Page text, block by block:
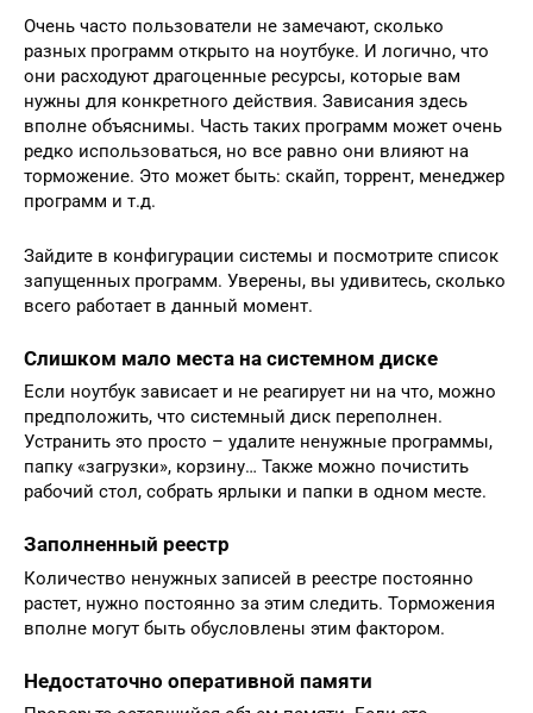
Очень часто пользователи не замечают, сколько
разных программ открыто на ноутбуке. И логично, что
они расходуют драгоценные ресурсы, которые вам
нужны для конкретного действия. Зависания здесь
вполне объяснимы. Часть таких программ может очень
редко использоваться, но все равно они влияют на
торможение. Это может быть: скайп, торрент, менеджер
программ и т.д.
Зайдите в конфигурации системы и посмотрите список
запущенных программ. Уверены, вы удивитесь, сколько
всего работает в данный момент.
Слишком мало места на системном диске
Если ноутбук зависает и не реагирует ни на что, можно
предположить, что системный диск переполнен.
Устранить это просто – удалите ненужные программы,
папку «загрузки», корзину… Также можно почистить
рабочий стол, собрать ярлыки и папки в одном месте.
Заполненный реестр
Количество ненужных записей в реестре постоянно
растет, нужно постоянно за этим следить. Торможения
вполне могут быть обусловлены этим фактором.
Недостаточно оперативной памяти